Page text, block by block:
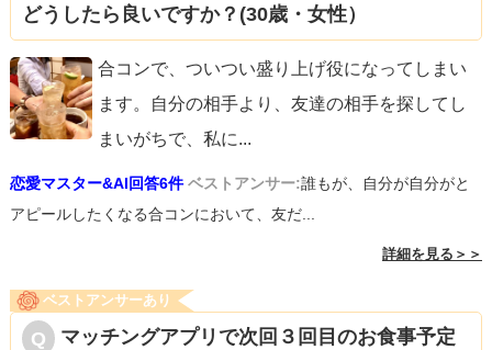
どうしたら良いですか？(30歳・女性）
合コンで、ついつい盛り上げ役になってしまい
ます。自分の相手より、友達の相手を探してし
まいがちで、私に...
恋愛マスター&AI回答6件 ベストアンサー:誰もが、自分が自分がと
アピールしたくなる合コンにおいて、友だ...
詳細を見る＞＞
ベストアンサーあり
マッチングアプリで次回３回目のお食事予定